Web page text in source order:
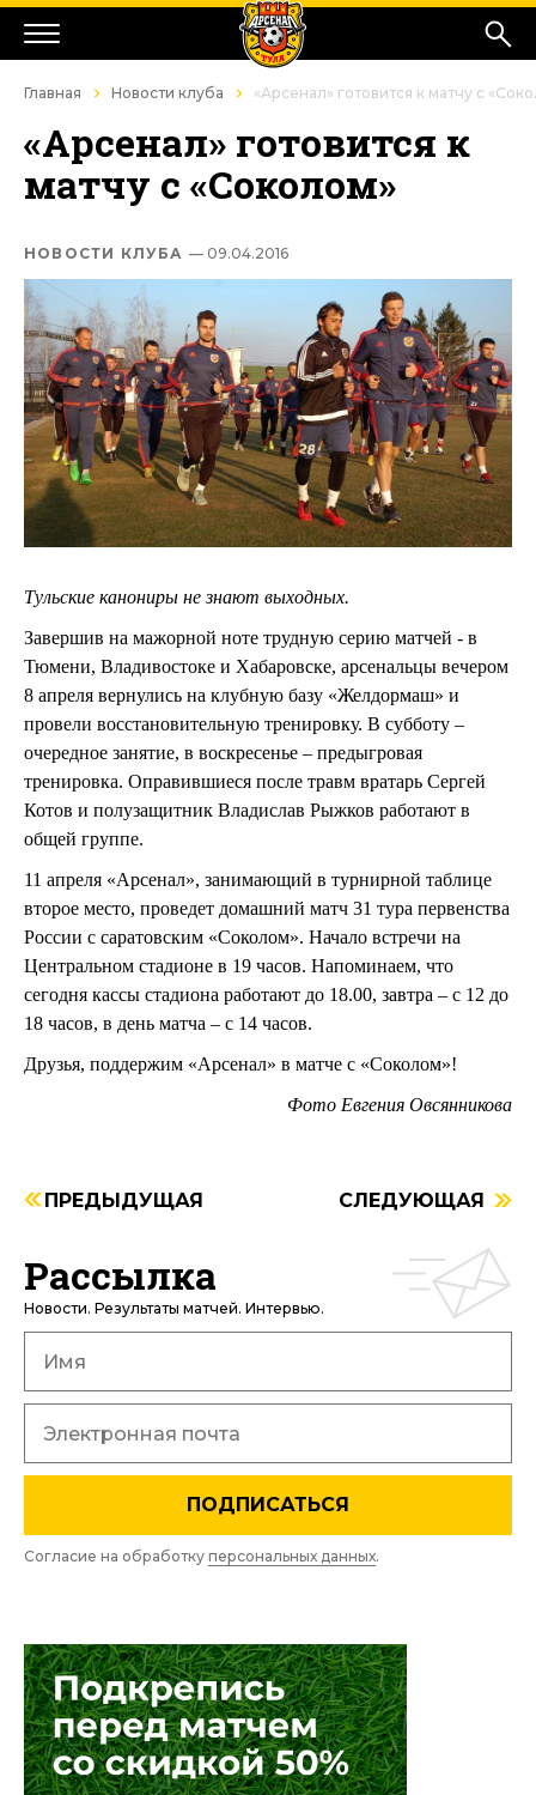
Главная Новости клуба «Арсенал» готовится к матчу с
«Арсенал» готовится к
матчу с «Соколом»
НОВОСТИ КЛУБА — 09.04.2016
Тульские канониры не знают выходных.
Завершив на мажорной ноте трудную серию матчей - в
Тюмени, Владивостоке и Хабаровске, арсенальцы вечером
8 апреля вернулись на клубную базу «Желдормаш» и
провели восстановительную тренировку. В субботу –
очередное занятие, в воскресенье – предыгровая
тренировка. Оправившиеся после травм вратарь Сергей
Котов и полузащитник Владислав Рыжков работают в
общей группе.
11 апреля «Арсенал», занимающий в турнирной таблице
второе место, проведет домашний матч 31 тура первенства
России с саратовским «Соколом». Начало встречи на
Центральном стадионе в 19 часов. Напоминаем, что
сегодня кассы стадиона работают до 18.00, завтра – с 12 до
18 часов, в день матча – с 14 часов.
Друзья, поддержим «Арсенал» в матче с «Соколом»!
Фото Евгения Овсянникова
ПРЕДЫДУЩАЯ СЛЕДУЮЩАЯ
Рассылка
Новости. Результаты матчей. Интервью.
ПОДПИСАТЬСЯ
Согласие на обработку персональных данных.